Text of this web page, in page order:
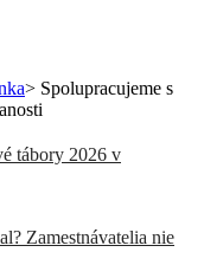
> Spolupracujeme s
tábory 2026 v
Zamestnávatelia nie